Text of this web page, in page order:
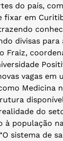
do país,
fixar em
divisas para
Fraiz,
vagas em
Medicina
do
à população
sistema de